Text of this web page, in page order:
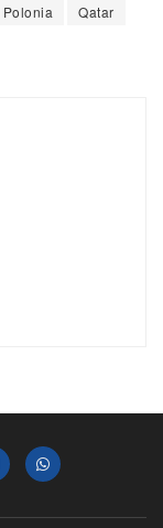
Polonia
Qatar